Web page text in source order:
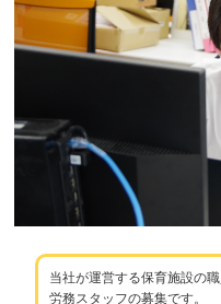
当社が運営する保育施設の
労務スタッフの募集です。